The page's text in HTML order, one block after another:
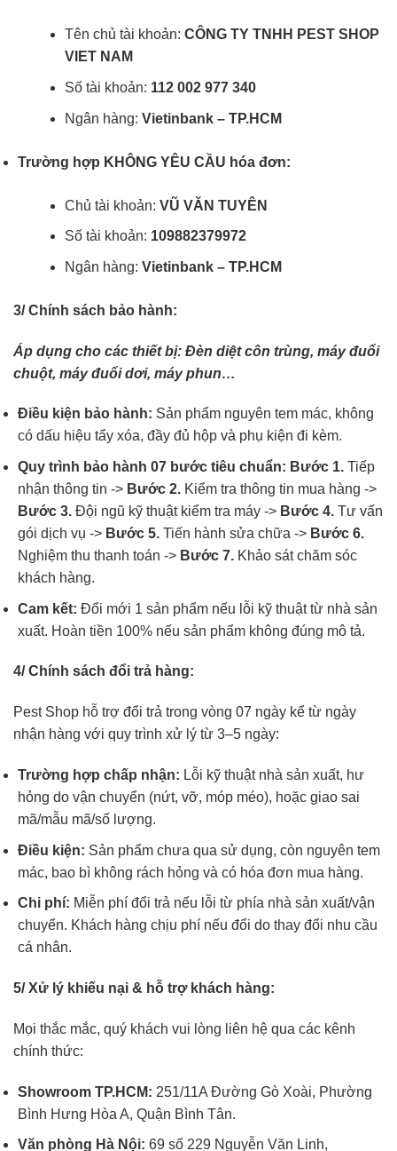
Tên chủ tài khoản: CÔNG TY TNHH PEST SHOP
VIET NAM
Số tài khoản: 112 002 977 340
Ngân hàng: Vietinbank – TP.HCM
Trường hợp KHÔNG YÊU CẦU hóa đơn:
Chủ tài khoản: VŨ VĂN TUYÊN
Số tài khoản: 109882379972
Ngân hàng: Vietinbank – TP.HCM
3/ Chính sách bảo hành:
Áp dụng cho các thiết bị: Đèn diệt côn trùng, máy đuổi
chuột, máy đuổi dơi, máy phun…
Điều kiện bảo hành: Sản phẩm nguyên tem mác, không
có dấu hiệu tẩy xóa, đầy đủ hộp và phụ kiện đi kèm.
Quy trình bảo hành 07 bước tiêu chuẩn: Bước 1. Tiếp
nhận thông tin -> Bước 2. Kiểm tra thông tin mua hàng ->
Bước 3. Đội ngũ kỹ thuật kiểm tra máy -> Bước 4. Tư vấn
gói dịch vụ -> Bước 5. Tiến hành sửa chữa -> Bước 6.
Nghiệm thu thanh toán -> Bước 7. Khảo sát chăm sóc
khách hàng.
Cam kết: Đổi mới 1 sản phẩm nếu lỗi kỹ thuật từ nhà sản
xuất. Hoàn tiền 100% nếu sản phẩm không đúng mô tả.
4/ Chính sách đổi trả hàng:
Pest Shop hỗ trợ đổi trả trong vòng 07 ngày kể từ ngày
nhận hàng với quy trình xử lý từ 3–5 ngày:
Trường hợp chấp nhận: Lỗi kỹ thuật nhà sản xuất, hư
hỏng do vận chuyển (nứt, vỡ, móp méo), hoặc giao sai
mã/mẫu mã/số lượng.
Điều kiện: Sản phẩm chưa qua sử dụng, còn nguyên tem
mác, bao bì không rách hỏng và có hóa đơn mua hàng.
Chi phí: Miễn phí đổi trả nếu lỗi từ phía nhà sản xuất/vận
chuyển. Khách hàng chịu phí nếu đổi do thay đổi nhu cầu
cá nhân.
5/ Xử lý khiếu nại & hỗ trợ khách hàng:
Mọi thắc mắc, quý khách vui lòng liên hệ qua các kênh
chính thức:
Showroom TP.HCM: 251/11A Đường Gò Xoài, Phường
Bình Hưng Hòa A, Quận Bình Tân.
Văn phòng Hà Nội: 69 số 229 Nguyễn Văn Linh,